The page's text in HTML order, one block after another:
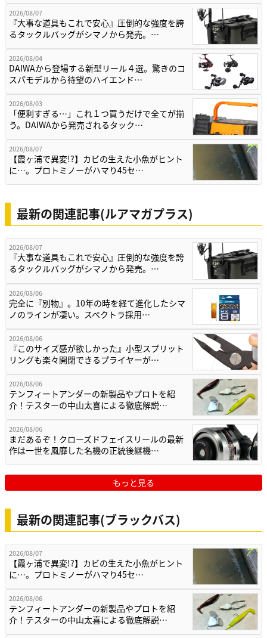
2026/08/07
『大事な道具もこれで安心』圧倒的な強度を誇
るタックルバッグがシマノから発売。…
2026/08/04
DAIWAから登場する新型リール４選。驚きのコ
スパモデルから待望のハイエンド…
2026/08/03
「便利すぎる…」これ１つ買うだけで全てが揃
う。DAIWAから発売されるタック…
2026/08/07
【霞ヶ浦で異変!?】カビの生えた小魚がヒント
に…。プロトミノーがハマり45セ…
最新の関連記事(ルアマガプラス)
2026/08/07
『大事な道具もこれで安心』圧倒的な強度を誇
るタックルバッグがシマノから発売。…
2026/08/06
完全に『別物』。10年の時を経て進化したシマ
ノのラインが凄い。スペクトラ採用…
2026/08/06
『このサイズ感が欲しかった』小型スプリット
リングも楽々開閉できるプライヤーが…
2026/08/06
テンフィートアンダーの新製品やプロトを紹
介！テスターの中山太喜による徹底解説…
2026/08/06
まだあるぞ！クローズドフェイスリールの最新
作は一世を風靡した名機の正統後継機…
もっと見る
最新の関連記事(ブラックバス)
2026/08/07
【霞ヶ浦で異変!?】カビの生えた小魚がヒント
に…。プロトミノーがハマり45セ…
2026/08/06
テンフィートアンダーの新製品やプロトを紹
介！テスターの中山太喜による徹底解説…